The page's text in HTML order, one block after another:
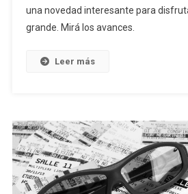
una novedad interesante para
grande. Mirá los avances.
Leer más